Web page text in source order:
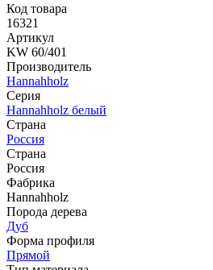
Код товара
16321
Артикул
KW 60/401
Производитель
Hannahholz
Серия
Hannahholz белый
Страна
Россия
Страна
Россия
Фабрика
Hannahholz
Порода дерева
Дуб
Форма профиля
Прямой